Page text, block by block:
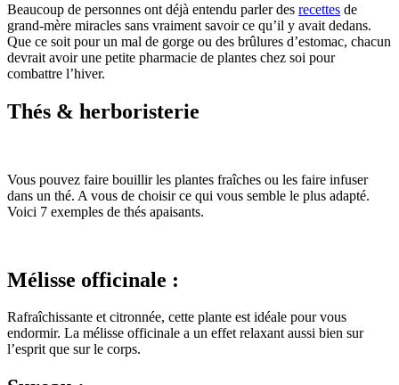
Beaucoup de personnes ont déjà entendu parler des recettes de
grand-mère miracles sans vraiment savoir ce qu’il y avait dedans.
Que ce soit pour un mal de gorge ou des brûlures d’estomac, chacun
devrait avoir une petite pharmacie de plantes chez soi pour
combattre l’hiver.
Thés & herboristerie
Vous pouvez faire bouillir les plantes fraîches ou les faire infuser
dans un thé. A vous de choisir ce qui vous semble le plus adapté.
Voici 7 exemples de thés apaisants.
Mélisse officinale :
Rafraîchissante et citronnée, cette plante est idéale pour vous
endormir. La mélisse officinale a un effet relaxant aussi bien sur
l’esprit que sur le corps.